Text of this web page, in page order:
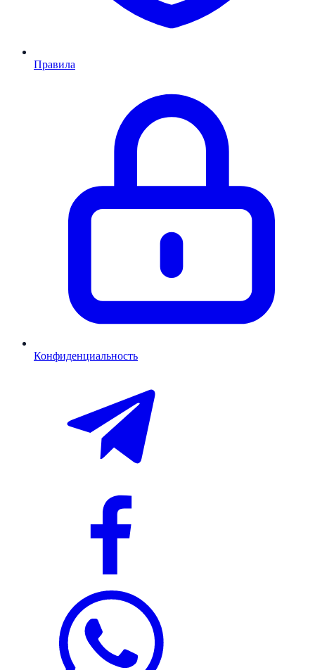
Правила
Конфиденциальность